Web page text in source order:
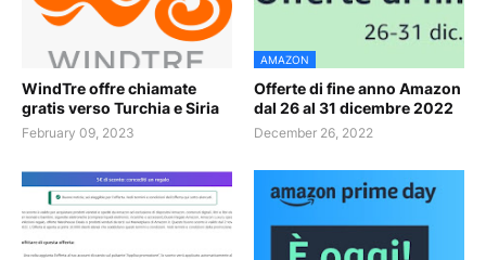
WindTre offre chiamate
gratis verso Turchia e Siria
February 09, 2023
AMAZON
Offerte di fine anno Amazon
dal 26 al 31 dicembre 2022
December 26, 2022